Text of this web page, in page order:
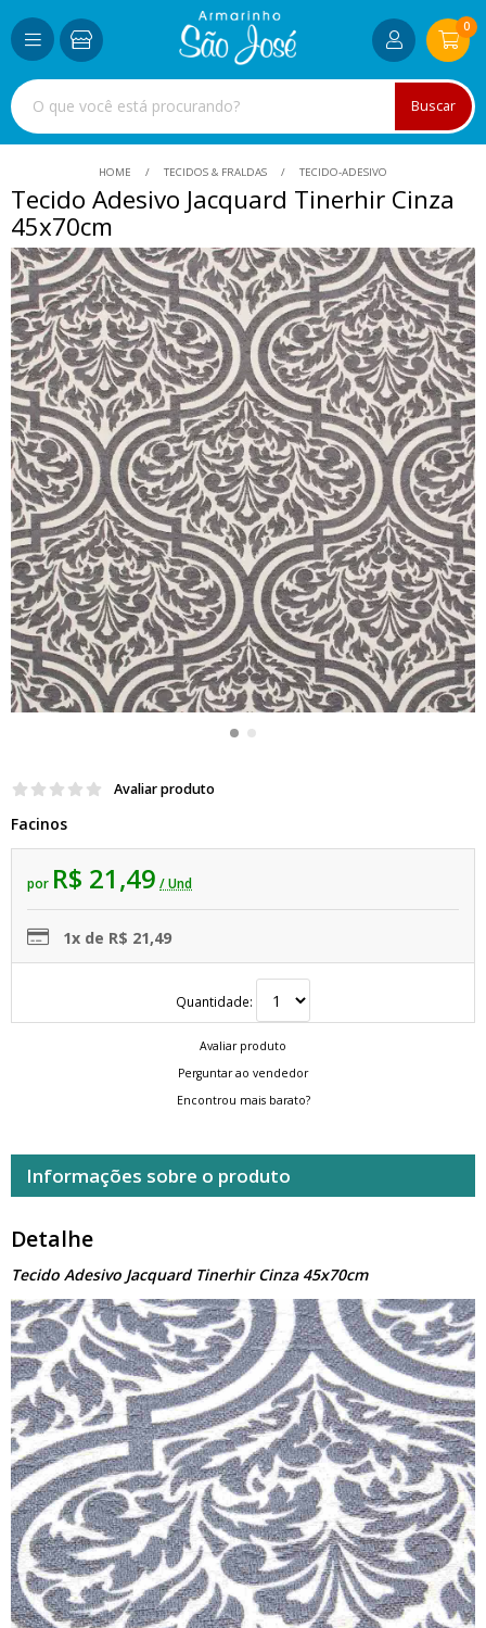
Buscar
0
HOME TECIDOS & FRALDAS TECIDO-ADESIVO
Tecido Adesivo Jacquard Tinerhir Cinza
45x70cm
Avaliar produto
Facinos
por R$ 21,49 / Und
1x de R$ 21,49
Quantidade:
Avaliar produto
Perguntar ao vendedor
Encontrou mais barato?
Informações sobre o produto
Detalhe
Tecido Adesivo Jacquard Tinerhir Cinza 45x70cm